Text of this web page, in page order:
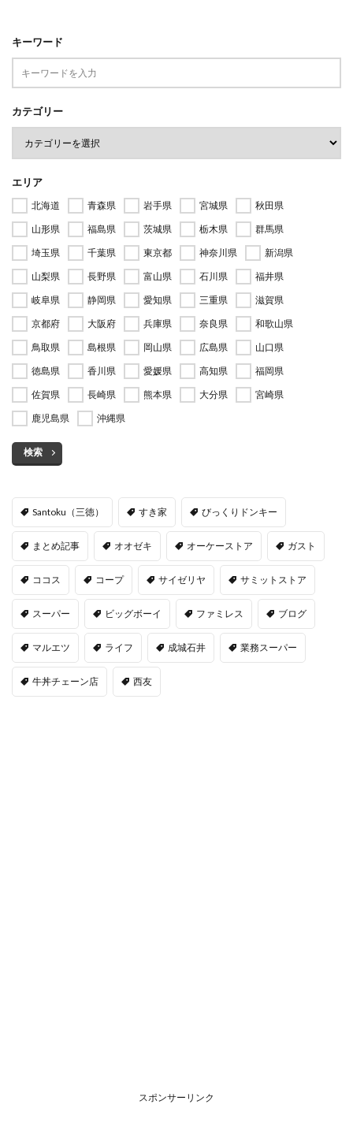
キーワード
カテゴリー
エリア
北海道 青森県 岩手県 宮城県
秋田県
山形県
福島県 茨城県 栃木県
群馬県
埼玉県
千葉県 東京都 神奈川県
新潟県
山梨県
長野県 富山県 石川県
福井県
岐阜県
静岡県 愛知県 三重県
滋賀県
京都府
大阪府 兵庫県 奈良県
和歌山県
鳥取県
島根県 岡山県 広島県
山口県
徳島県
香川県 愛媛県 高知県
福岡県
佐賀県
長崎県 熊本県 大分県
宮崎県
鹿児島県
沖縄県
検索
Santoku（三徳） すき家 びっくりドンキー
まとめ記事 オオゼキ オーケーストア ガスト
ココス コープ サイゼリヤ サミットストア
スーパー ビッグボーイ ファミレス ブログ
マルエツ ライフ 成城石井 業務スーパー
牛丼チェーン店 西友
スポンサーリンク